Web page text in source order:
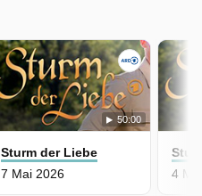
50:00
Sturm der Liebe
7 Mai 2026
4